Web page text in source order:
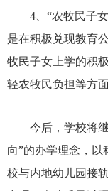
4、“农牧民子
是在积极兑现教育
牧民子女上学的积
轻农牧民负担等方
今后，学校将
向”的办学理念，
校与内地幼儿园接